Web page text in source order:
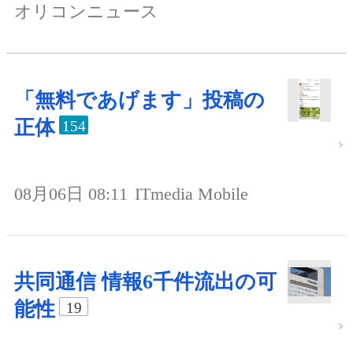
オリコンニュース
「無料であげます」投稿の
正体 154
08月06日 08:11 ITmedia Mobile
共同通信 情報6千件流出の可
能性
19